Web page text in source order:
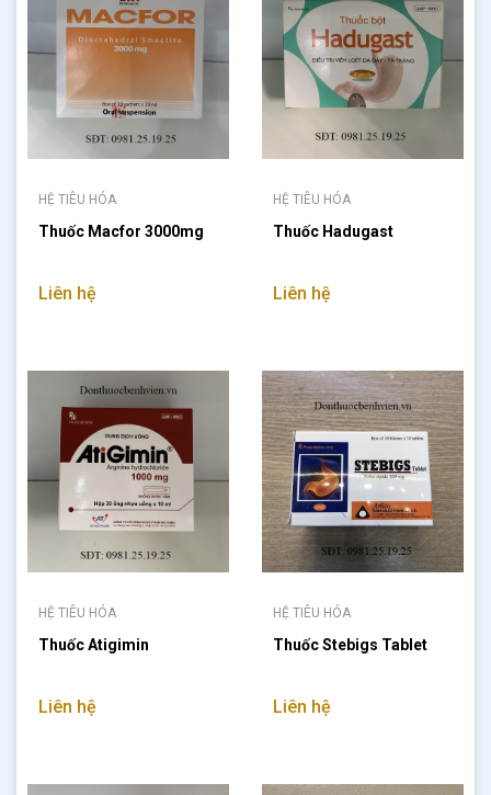
HỆ TIÊU HÓA
Thuốc Macfor 3000mg
Liên hệ
HỆ TIÊU HÓA
Thuốc Hadugast
Liên hệ
HỆ TIÊU HÓA
Thuốc Atigimin
Liên hệ
HỆ TIÊU HÓA
Thuốc Stebigs Tablet
Liên hệ